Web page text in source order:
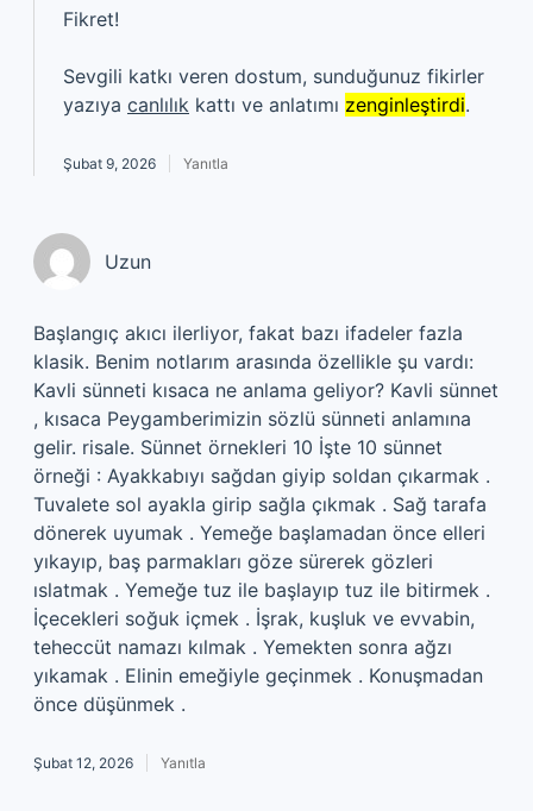
Fikret!
Sevgili katkı veren dostum, sunduğunuz fikirler
yazıya canlılık kattı ve anlatımı zenginleştirdi.
Şubat 9, 2026 Yanıtla
Uzun
Başlangıç akıcı ilerliyor, fakat bazı ifadeler fazla
klasik. Benim notlarım arasında özellikle şu vardı:
Kavli sünneti kısaca ne anlama geliyor? Kavli sünnet
, kısaca Peygamberimizin sözlü sünneti anlamına
gelir. risale. Sünnet örnekleri 10 İşte 10 sünnet
örneği : Ayakkabıyı sağdan giyip soldan çıkarmak .
Tuvalete sol ayakla girip sağla çıkmak . Sağ tarafa
dönerek uyumak . Yemeğe başlamadan önce elleri
yıkayıp, baş parmakları göze sürerek gözleri
ıslatmak . Yemeğe tuz ile başlayıp tuz ile bitirmek .
İçecekleri soğuk içmek . İşrak, kuşluk ve evvabin,
teheccüt namazı kılmak . Yemekten sonra ağzı
yıkamak . Elinin emeğiyle geçinmek . Konuşmadan
önce düşünmek .
Şubat 12, 2026 Yanıtla